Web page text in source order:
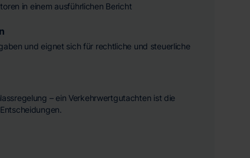
in einem ausführlichen Bericht
und eignet sich für rechtliche und steuerliche
– ein Verkehrwertgutachten ist die